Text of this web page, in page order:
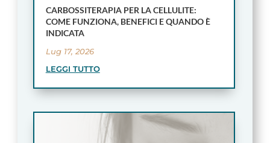
CARBOSSITERAPIA PER LA CELLULITE:
COME FUNZIONA, BENEFICI E QUANDO È
INDICATA
Lug 17, 2026
LEGGI TUTTO